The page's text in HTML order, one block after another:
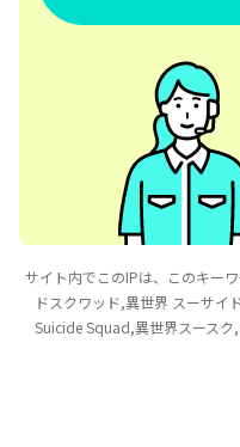
サイト内でこのIPは、このキー
ドスクワッド,異世界 スーサイ
Suicide Squad,異世界スースク